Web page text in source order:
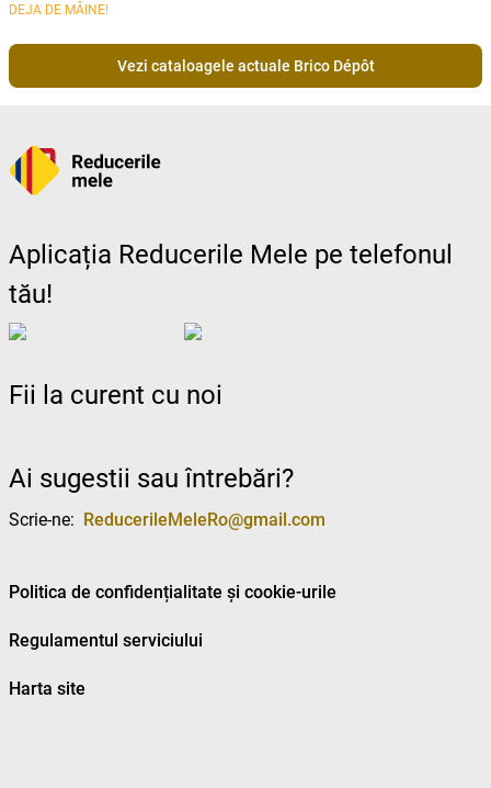
DEJA DE MÂINE!
Vezi cataloagele actuale Brico Dépôt
Aplicația Reducerile Mele pe telefonul
tău!
Fii la curent cu noi
Ai sugestii sau întrebări?
Scrie-ne: ReducerileMeleRo@gmail.com
Politica de confidențialitate și cookie-urile
Regulamentul serviciului
Harta site